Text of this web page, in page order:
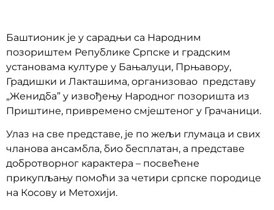
Баштионик је у сарадњи са Народним
позориштем Републике Српске и градским
установама културе у Бањалуци, Прњавору,
Градишки и Лакташима, организовао представу
„Женидба” у извођењу Народног позоришта из
Приштине, привремено смјештеног у Грачаници.
Улаз на све представе, је по жељи глумаца и свих
чланова ансамбла, био бесплатан, а представе
добротворног карактера – посвећене
прикупљању помоћи за четири српске породице
на Косову и Метохији.